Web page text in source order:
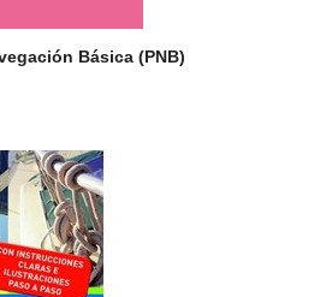
Básica (PNB)